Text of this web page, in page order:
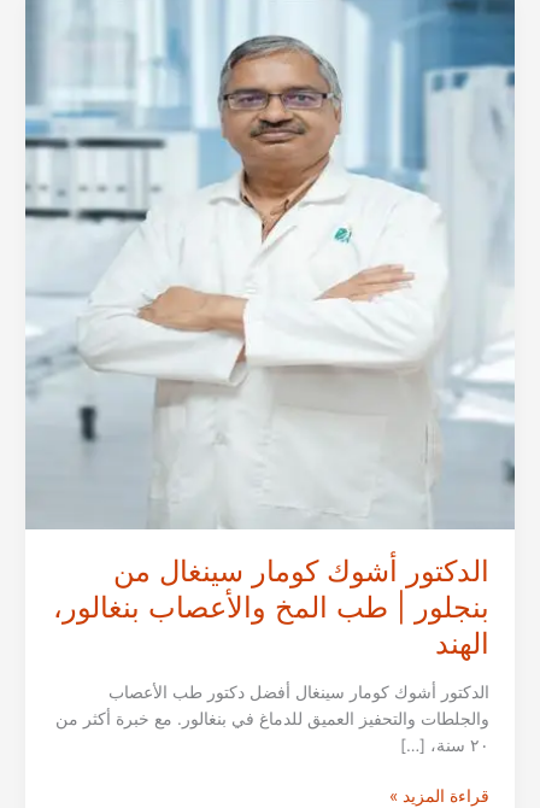
الدكتور أشوك كومار سينغال من
بنجلور | طب المخ والأعصاب بنغالور،
الهند
الدكتور أشوك كومار سينغال أفضل دكتور طب الأعصاب
والجلطات والتحفيز العميق للدماغ في بنغالور. مع خبرة أكثر من
٢٠ سنة، […]
الدكتور
قراءة المزيد »